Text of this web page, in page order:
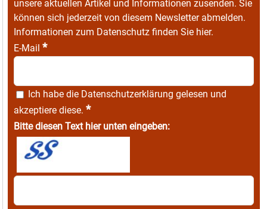
unsere aktuellen Artikel und Informationen zusenden. Sie
können sich jederzeit von diesem Newsletter abmelden.
Informationen zum Datenschutz finden Sie hier.
E-Mail *
Ich habe die Datenschutzerklärung gelesen und
akzeptiere diese. *
Bitte diesen Text hier unten eingeben: